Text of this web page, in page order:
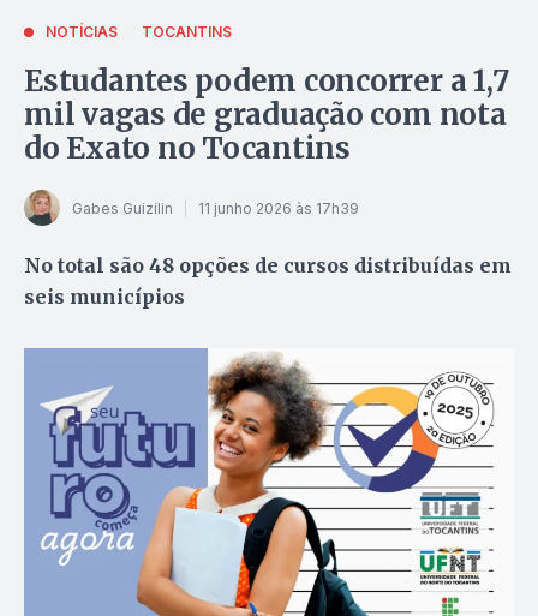
NOTÍCIAS TOCANTINS
Estudantes podem concorrer a 1,7
mil vagas de graduação com nota
do Exato no Tocantins
Gabes Guizilin 11 junho 2026 às 17h39
No total são 48 opções de cursos distribuídas em
seis municípios